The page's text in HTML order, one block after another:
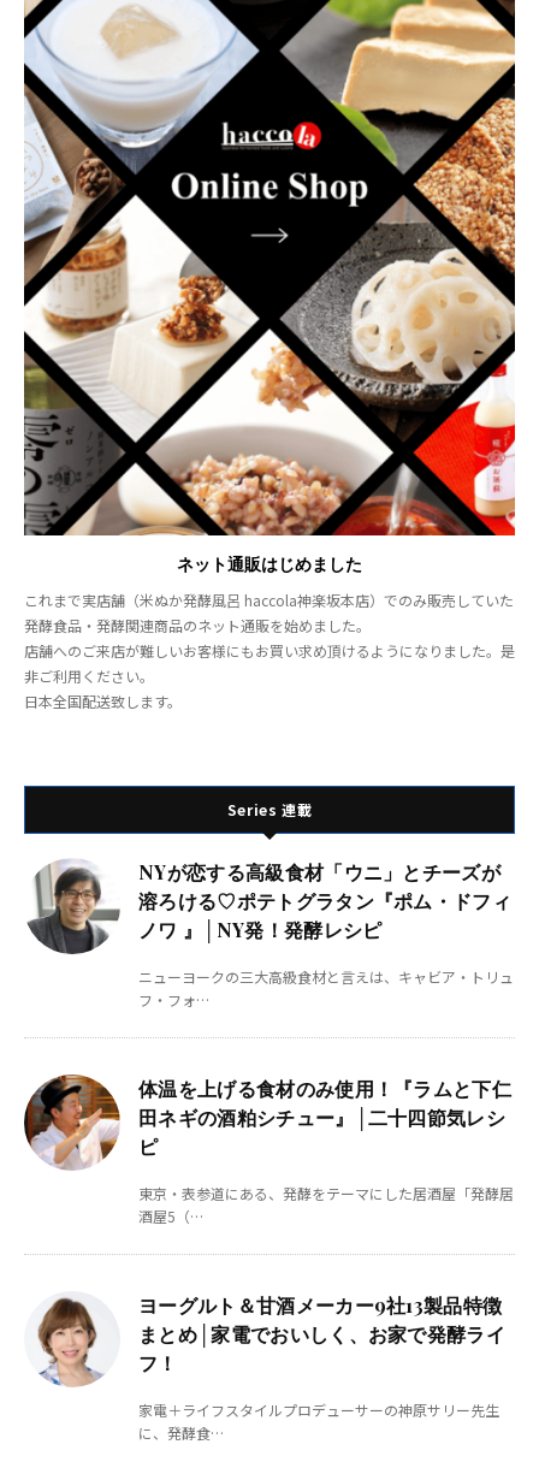
ネット通販はじめました
これまで実店舗（米ぬか発酵風呂 haccola神楽坂本店）でのみ販売していた
発酵食品・発酵関連商品のネット通販を始めました。
店舗へのご来店が難しいお客様にもお買い求め頂けるようになりました。是
非ご利用ください。
日本全国配送致します。
Series 連載
NYが恋する高級食材「ウニ」とチーズが
溶ろける♡ポテトグラタン『ポム・ドフィ
ノワ 』│NY発！発酵レシピ
ニューヨークの三大高級食材と言えは、キャビア・トリュ
フ・フォ…
体温を上げる食材のみ使用！『ラムと下仁
田ネギの酒粕シチュー』│二十四節気レシ
ピ
東京・表参道にある、発酵をテーマにした居酒屋「発酵居
酒屋5（…
ヨーグルト＆甘酒メーカー9社13製品特徴
まとめ│家電でおいしく、お家で発酵ライ
フ！
家電＋ライフスタイルプロデューサーの神原サリー先生
に、発酵食…